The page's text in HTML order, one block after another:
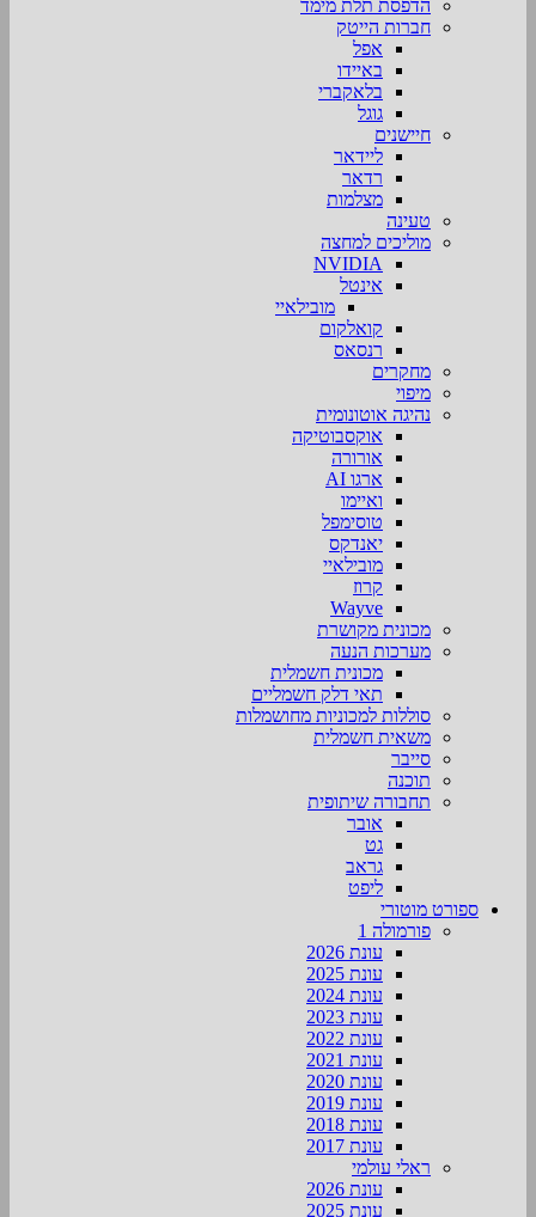
הדפסת תלת מימד
חברות הייטק
אפל
באיידו
בלאקברי
גוגל
חיישנים
ליידאר
רדאר
מצלמות
טעינה
מוליכים למחצה
NVIDIA
אינטל
מובילאיי
קואלקום
רנסאס
מחקרים
מיפוי
נהיגה אוטונומית
אוקסבוטיקה
אורורה
ארגו AI
ואיימו
טוסימפל
יאנדקס
מובילאיי
קרוז
Wayve
מכונית מקושרת
מערכות הנעה
מכונית חשמלית
תאי דלק חשמליים
סוללות למכוניות מחושמלות
משאית חשמלית
סייבר
תוכנה
תחבורה שיתופית
אובר
גט
גראב
ליפט
ספורט מוטורי
פורמולה 1
עונת 2026
עונת 2025
עונת 2024
עונת 2023
עונת 2022
עונת 2021
עונת 2020
עונת 2019
עונת 2018
עונת 2017
ראלי עולמי
עונת 2026
עונת 2025